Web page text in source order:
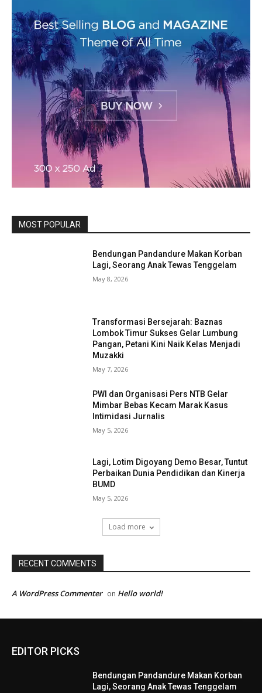
MOST POPULAR
Bendungan Pandandure Makan Korban
Lagi, Seorang Anak Tewas Tenggelam
May 8, 2026
Transformasi Bersejarah: Baznas
Lombok Timur Sukses Gelar Lumbung
Pangan, Petani Kini Naik Kelas Menjadi
Muzakki
May 7, 2026
PWI dan Organisasi Pers NTB Gelar
Mimbar Bebas Kecam Marak Kasus
Intimidasi Jurnalis
May 5, 2026
Lagi, Lotim Digoyang Demo Besar, Tuntut
Perbaikan Dunia Pendidikan dan Kinerja
BUMD
May 5, 2026
Load more
RECENT COMMENTS
A WordPress Commenter on Hello world!
EDITOR PICKS
Bendungan Pandandure Makan Korban
Lagi, Seorang Anak Tewas Tenggelam